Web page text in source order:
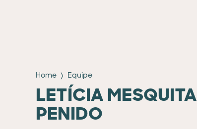
Home Equipe
LETÍCIA MESQUITA
PENIDO